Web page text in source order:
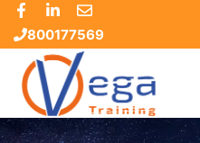
Vai
contenuto
800177569